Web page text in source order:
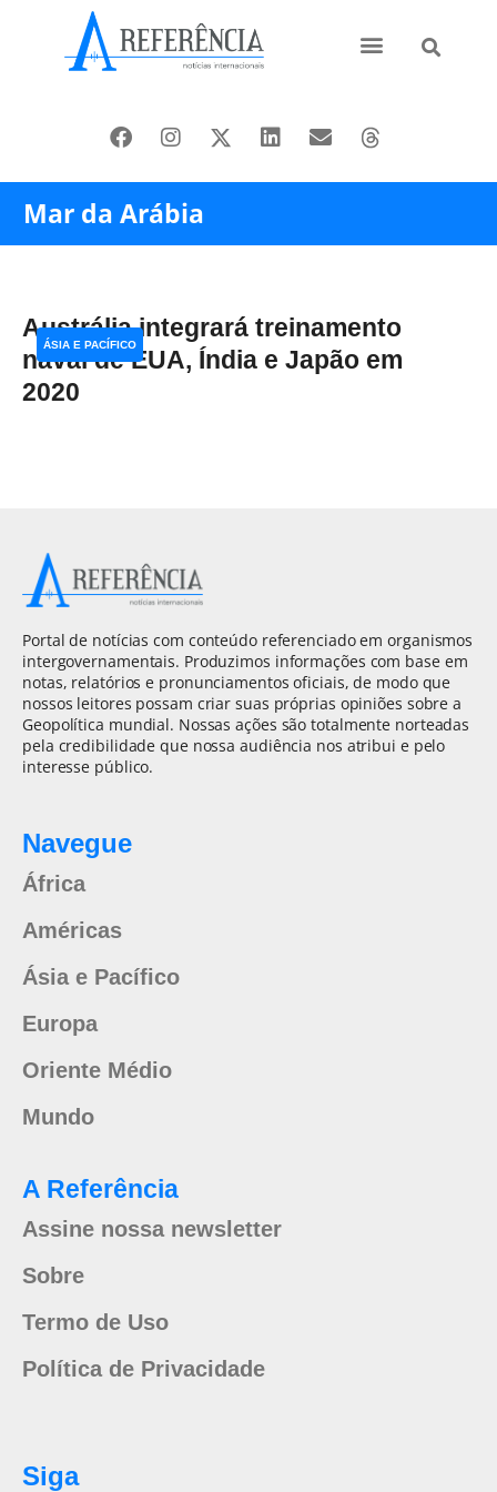
Mar da Arábia
Austrália integrará treinamento
naval de EUA, Índia e Japão em
2020
ÁSIA E PACÍFICO
Portal de notícias com conteúdo referenciado em organismos
intergovernamentais. Produzimos informações com base em
notas, relatórios e pronunciamentos oficiais, de modo que
nossos leitores possam criar suas próprias opiniões sobre a
Geopolítica mundial. Nossas ações são totalmente norteadas
pela credibilidade que nossa audiência nos atribui e pelo
interesse público.
Navegue
África
Américas
Ásia e Pacífico
Europa
Oriente Médio
Mundo
A Referência
Assine nossa newsletter
Sobre
Termo de Uso
Política de Privacidade
Siga